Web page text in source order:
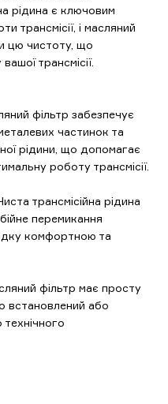
рідина є ключовим
трансмісії, і масляний
цю чистоту, що
трансмісії.
фільтр забезпечує
частинок та
рідини, що допомагає
роботу трансмісії.
трансмісійна рідина
перемикання
комфортною та
фільтр має просту
встановлений або